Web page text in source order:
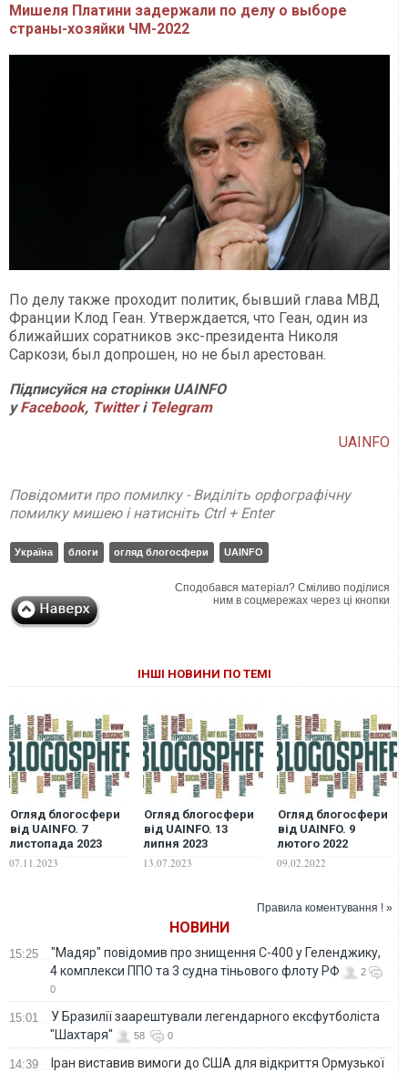
Мишеля Платини задержали по делу о выборе
страны-хозяйки ЧМ-2022
По делу также проходит политик, бывший глава МВД
Франции Клод Геан. Утверждается, что Геан, один из
ближайших соратников экс-президента Николя
Саркози, был допрошен, но не был арестован.
Підписуйся на сторінки UAINFO
уFacebook, Twitter і Telegram
UAINFO
Повідомити про помилку - Виділіть орфографічну
помилку мишею і натисніть Ctrl + Enter
Україна блоги огляд блогосфери UAINFO
Сподобався матеріал? Сміливо поділися
ним в соцмережах через ці кнопки
ІНШІ НОВИНИ ПО ТЕМІ
Огляд блогосфери
від UAINFO. 7
листопада 2023
07.11.2023
Огляд блогосфери
від UAINFO. 13
липня 2023
13.07.2023
Огляд блогосфери
від UAINFO. 9
лютого 2022
09.02.2022
Правила коментування ! »
НОВИНИ
15:25
"Мадяр" повідомив про знищення С-400 у Геленджику,
4 комплекси ППО та 3 судна тіньового флоту РФ
2
0
15:01
У Бразилії заарештували легендарного ексфутболіста
"Шахтаря"
58 0
14:39
Іран виставив вимоги до США для відкриття Ормузької